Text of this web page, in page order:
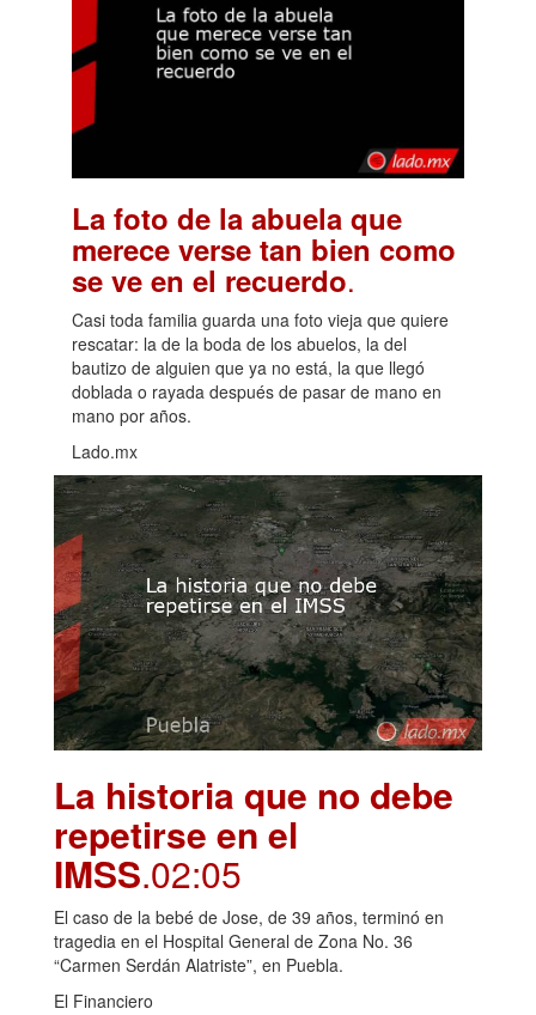
La foto de la abuela que
merece verse tan bien como
se ve en el recuerdo.
Casi toda familia guarda una foto vieja que quiere
rescatar: la de la boda de los abuelos, la del
bautizo de alguien que ya no está, la que llegó
doblada o rayada después de pasar de mano en
mano por años.
Lado.mx
La historia que no debe
repetirse en el
IMSS.02:05
El caso de la bebé de Jose, de 39 años, terminó en
tragedia en el Hospital General de Zona No. 36
“Carmen Serdán Alatriste”, en Puebla.
El Financiero